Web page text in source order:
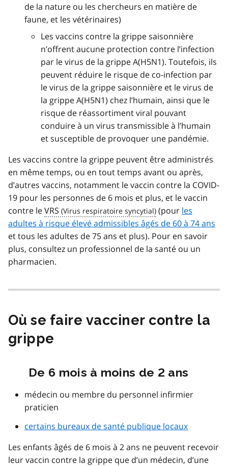
de la nature ou les chercheurs en matière de
faune, et les vétérinaires)
Les vaccins contre la grippe saisonnière
n’offrent aucune protection contre l’infection
par le virus de la grippe A(H5N1). Toutefois, ils
peuvent réduire le risque de co-infection par
le virus de la grippe saisonnière et le virus de
la grippe A(H5N1) chez l’humain, ainsi que le
risque de réassortiment viral pouvant
conduire à un virus transmissible à l’humain
et susceptible de provoquer une pandémie.
Les vaccins contre la grippe peuvent être administrés
en même temps, ou en tout temps avant ou après,
d’autres vaccins, notamment le vaccin contre la COVID-
19 pour les personnes de 6 mois et plus, et le vaccin
contre leVRS (pour les
adultes à risque élevé admissibles âgés de 60 à 74 ans
et tous les adultes de 75 ans et plus). Pour en savoir
plus, consultez un professionnel de la santé ou un
pharmacien.
Où se faire vacciner contre la
grippe
De 6 mois à moins de 2 ans
médecin ou membre du personnel infirmier
praticien
certains bureaux de santé publique locaux
Les enfants âgés de 6 mois à 2 ans ne peuvent recevoir
leur vaccin contre la grippe que d’un médecin, d’une